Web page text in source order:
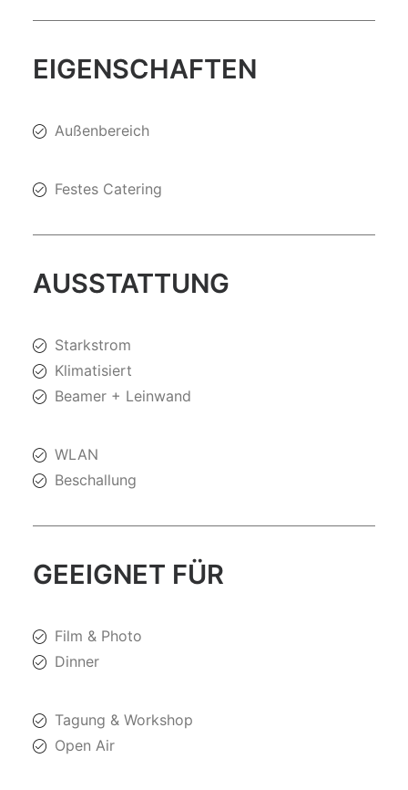
EIGENSCHAFTEN
Außenbereich
Festes Catering
AUSSTATTUNG
Starkstrom
Klimatisiert
Beamer + Leinwand
WLAN
Beschallung
GEEIGNET FÜR
Film & Photo
Dinner
Tagung & Workshop
Open Air